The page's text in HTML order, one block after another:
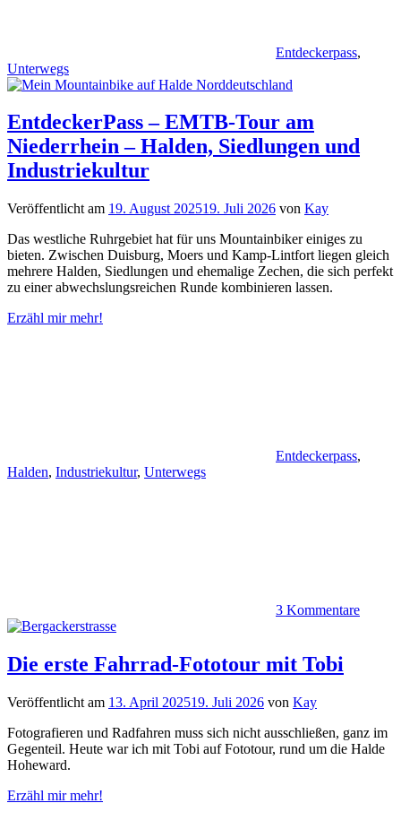
Entdeckerpass,
Unterwegs
EntdeckerPass – EMTB-Tour am
Niederrhein – Halden, Siedlungen und
Industriekultur
Veröffentlicht am 19. August 202519. Juli 2026 von Kay
Das westliche Ruhrgebiet hat für uns Mountainbiker einiges zu
bieten. Zwischen Duisburg, Moers und Kamp-Lintfort liegen gleich
mehrere Halden, Siedlungen und ehemalige Zechen, die sich perfekt
zu einer abwechslungsreichen Runde kombinieren lassen.
Erzähl mir mehr!
Entdeckerpass,
Halden, Industriekultur, Unterwegs
3 Kommentare
Die erste Fahrrad-Fototour mit Tobi
Veröffentlicht am 13. April 202519. Juli 2026 von Kay
Fotografieren und Radfahren muss sich nicht ausschließen, ganz im
Gegenteil. Heute war ich mit Tobi auf Fototour, rund um die Halde
Hoheward.
Erzähl mir mehr!